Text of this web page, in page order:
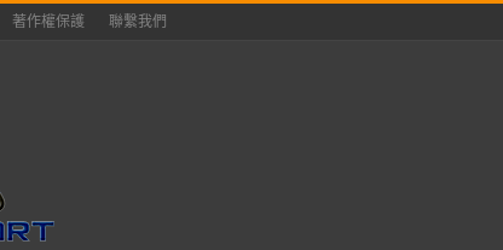
著作權保護 聯繫我們